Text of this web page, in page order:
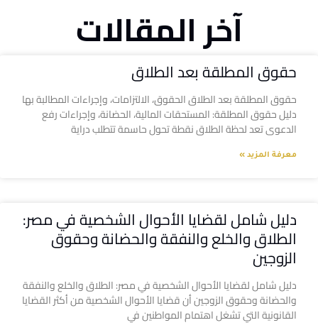
آخر المقالات
حقوق المطلقة بعد الطلاق
حقوق المطلقة بعد الطلاق الحقوق، الالتزامات، وإجراءات المطالبة بها
دليل حقوق المطلقة: المستحقات المالية، الحضانة، وإجراءات رفع
الدعوى تعد لحظة الطلاق نقطة تحول حاسمة تتطلب دراية
معرفة المزيد »
دليل شامل لقضايا الأحوال الشخصية في مصر:
الطلاق والخلع والنفقة والحضانة وحقوق
الزوجين
دليل شامل لقضايا الأحوال الشخصية في مصر: الطلاق والخلع والنفقة
والحضانة وحقوق الزوجين أن قضايا الأحوال الشخصية من أكثر القضايا
القانونية التي تشغل اهتمام المواطنين في